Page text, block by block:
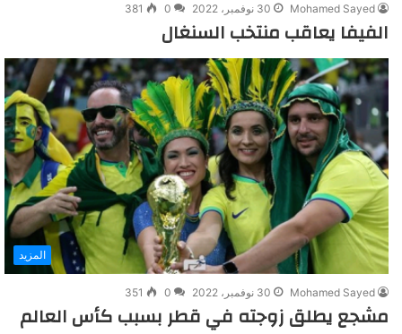
Mohamed Sayed 30 نوفمبر، 2022 0
381
الفيفا يعاقب منتخب السنغال
المزيد
Mohamed Sayed 30 نوفمبر، 2022 0
351
مشجع يطلق زوجته في قطر بسبب كأس العالم